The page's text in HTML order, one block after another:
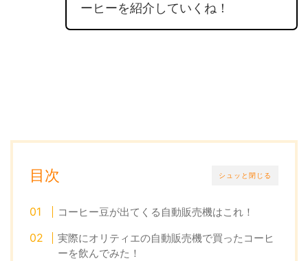
ーヒーを紹介していくね！
シュッと閉じる
目次
コーヒー豆が出てくる自動販売機はこれ！
実際にオリティエの自動販売機で買ったコーヒ
ーを飲んでみた！